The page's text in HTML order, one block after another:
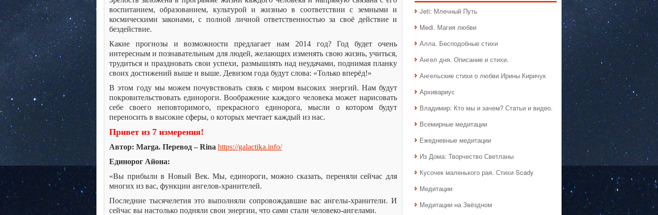
воспитанием, образованием, культурой и жизнью в соответствии с земными и
космическими законами, с полной личной ответственностью за своё действие и
бездействие.
Какие прогнозы и возможности предлагает нам 2014 год? Год будет очень
интересным и познавательным для людей, желающих изменять свою жизнь, учиться,
трудиться и праздновать свои успехи, размышлять над неудачами, поднимая планку
своих достижений выше и выше. Девизом года будут слова: «Только вперёд!»
В этом году мы можем почувствовать связь с миром высоких энергий. Нам будут
покровительствовать единороги. Воображение каждого человека может нарисовать
себе своего неповторимого, прекрасного единорога, мысли о котором будут
переносить в высокие сферы, о которых мечтает каждый из нас.
Привет из 7 измерения!
Автор: Marga. Перевод – Rina https://galactika.info/
Единорог Айона:
«Вы прибыли в Новый Век. Мы, единороги, можно сказать, переняли сейчас для
многих из вас, функции ангелов-хранителей.
Последние тысячелетия это выполняли сопровождавшие вас ангелы-хранители. И
сейчас вы настолько подняли свои энергии, что сами стали человеко-ангелами.
Jeti: Млечный Путь
Medi. Магия любви
Алла. Бесподобные стихи
Ангел дня. Описание и стихи.
Ангельские стихи о любви Ирины Киричук
Архивариус
Владимир: Кто мы и зачем? Статьи и видео.
Всемирные медитации
Ежедневные медитации
Из Дома: Творчество Светланы
Кусочек маленького рая. Стихи Scady
Медитации
Медитации на Звёздном